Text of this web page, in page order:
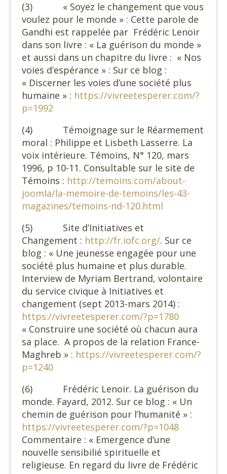
(3) « Soyez le changement que vous
voulez pour le monde » : Cette parole de
Gandhi est rappelée par Frédéric Lenoir
dans son livre : « La guérison du monde »
et aussi dans un chapitre du livre : « Nos
voies d’espérance » : Sur ce blog :
« Discerner les voies d’une société plus
humaine » : https://vivreetesperer.com/?
p=1992
(4) Témoignage sur le Réarmement
moral : Philippe et Lisbeth Lasserre. La
voix intérieure. Témoins, N° 120, mars
1996, p 10-11. Consultable sur le site de
Témoins : http://temoins.com/about-
joomla/la-memoire-de-temoins/les-43-
magazines/temoins-nd-120.html
(5) Site d’Initiatives et
Changement : http://fr.iofc.org/. Sur ce
blog : « Une jeunesse engagée pour une
société plus humaine et plus durable.
Interview de Myriam Bertrand, volontaire
du service civique à Initiatives et
changement (sept 2013-mars 2014) :
https://vivreetesperer.com/?p=1780
« Construire une société où chacun aura
sa place. A propos de la relation France-
Maghreb » : https://vivreetesperer.com/?
p=1240
(6) Frédéric Lenoir. La guérison du
monde. Fayard, 2012. Sur ce blog : « Un
chemin de guérison pour l’humanité » :
https://vivreetesperer.com/?p=1048
Commentaire : « Emergence d’une
nouvelle sensibilié spirituelle et
religieuse. En regard du livre de Frédéric